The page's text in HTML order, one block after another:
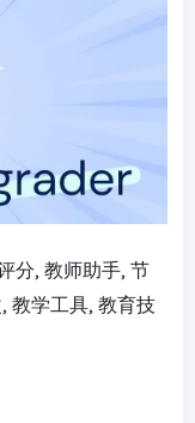
分, 教师助手, 节
教学工具, 教育技